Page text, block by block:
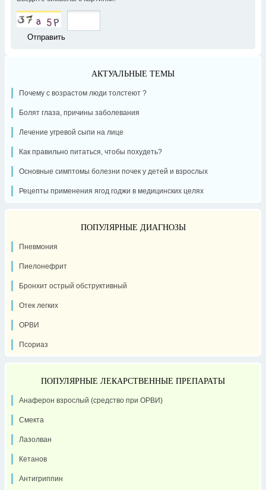
АКТУАЛЬНЫЕ ТЕМЫ
Почему с возрастом люди толстеют ?
Болят глаза, причины заболевания
Лечение угревой сыпи на лице
Как правильно питаться, чтобы похудеть?
Основные симптомы болезни почек у детей и взрослых
Рецепты применения ягод годжи в медицинских целях
ПОПУЛЯРНЫЕ ДИАГНОЗЫ
Пневмония
Пиелонефрит
Бронхит острый обструктивный
Отек легких
ОРВИ
Псориаз
ПОПУЛЯРНЫЕ ЛЕКАРСТВЕННЫЕ ПРЕПАРАТЫ
Анаферон взрослый (средство при ОРВИ)
Смекта
Лазолван
Кетанов
Антигриппин